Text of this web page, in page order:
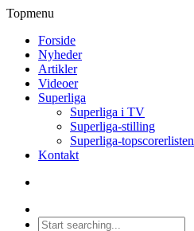
Topmenu
Forside
Nyheder
Artikler
Videoer
Superliga
Superliga i TV
Superliga-stilling
Superliga-topscorerlisten
Kontakt